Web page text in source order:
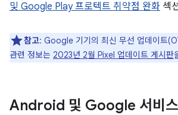
및 Google Play 프로텍트 취약점 완화 섹
참고: Google 기기의 최신 무선 업데이트
관련 정보는 2023년 2월 Pixel 업데이트 게시판
Android 및 Google 서비스